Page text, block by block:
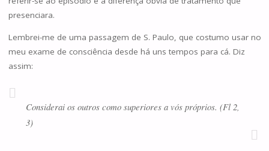
presenciara.
Lembrei-me de uma passagem de S. Paulo, que costumo usar no
meu exame de consciência desde há uns tempos para cá. Diz
assim:
Considerai os outros como superiores a vós próprios. (Fl 2,
3)